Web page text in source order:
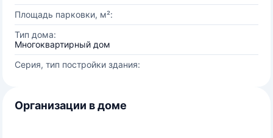
Площадь парковки, м²:
Тип дома:
Многоквартирный дом
Серия, тип постройки здания:
Организации в доме